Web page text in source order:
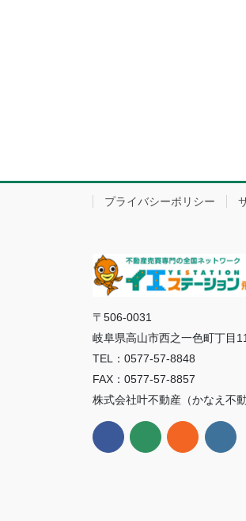
プライバシーポリシー
〒506-0031
岐阜県高山市西之一色町丁目
TEL：0577-57-8848
FAX：0577-57-8857
株式会社叶不動産（かなえ不動